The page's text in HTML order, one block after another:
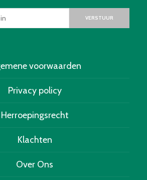
VERSTUUR
voorwaarden
Privacy policy
Herroepingsrecht
Klachten
Over Ons